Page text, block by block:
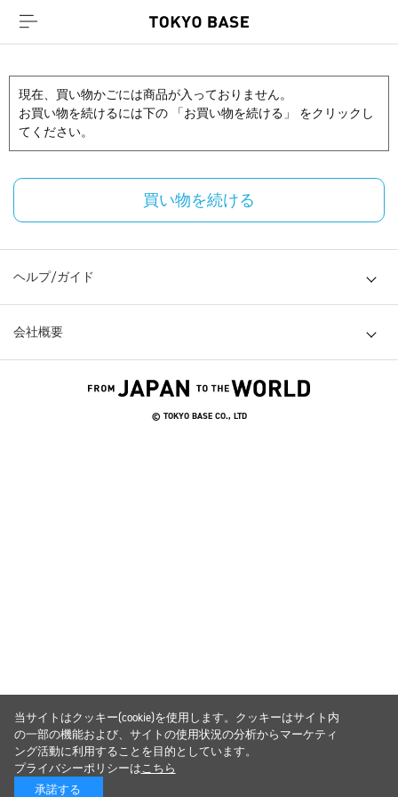
現在、買い物かごには商品が入っておりません。
お買い物を続けるには下の 「お買い物を続ける」 をクリックし
てください。
買い物を続ける
ヘルプ/ガイド
会社概要
© TOKYO BASE CO., LTD
当サイトはクッキー(cookie)を使用します。クッキーはサイト内
の一部の機能および、サイトの使用状況の分析からマーケティ
ング活動に利用することを目的としています。
プライバシーポリシーはこちら
承諾する